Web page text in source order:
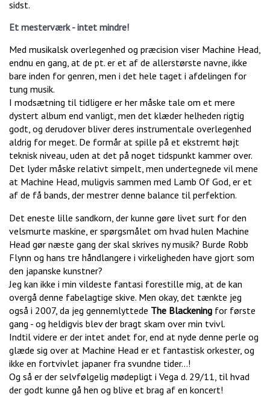
sidst.
Et mesterværk - intet mindre!
Med musikalsk overlegenhed og præcision viser Machine Head,
endnu en gang, at de pt. er et af de allerstørste navne, ikke
bare inden for genren, men i det hele taget i afdelingen for
tung musik.
I modsætning til tidligere er her måske tale om et mere
dystert album end vanligt, men det klæder helheden rigtig
godt, og derudover bliver deres instrumentale overlegenhed
aldrig for meget. De formår at spille på et ekstremt højt
teknisk niveau, uden at det på noget tidspunkt kammer over.
Det lyder måske relativt simpelt, men undertegnede vil mene
at Machine Head, muligvis sammen med Lamb Of God, er et
af de få bands, der mestrer denne balance til perfektion.
Det eneste lille sandkorn, der kunne gøre livet surt for den
velsmurte maskine, er spørgsmålet om hvad hulen Machine
Head gør næste gang der skal skrives ny musik? Burde Robb
Flynn og hans tre håndlangere i virkeligheden have gjort som
den japanske kunstner?
Jeg kan ikke i min vildeste fantasi forestille mig, at de kan
overgå denne fabelagtige skive. Men okay, det tænkte jeg
også i 2007, da jeg gennemlyttede The Blackening for første
gang - og heldigvis blev der bragt skam over min tvivl.
Indtil videre er der intet andet for, end at nyde denne perle og
glæde sig over at Machine Head er et fantastisk orkester, og
ikke en fortvivlet japaner fra svundne tider…!
Og så er der selvfølgelig mødepligt i Vega d. 29/11, til hvad
der godt kunne gå hen og blive et brag af en koncert!